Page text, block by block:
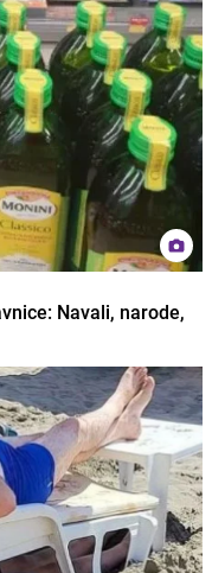
Navali, narode,